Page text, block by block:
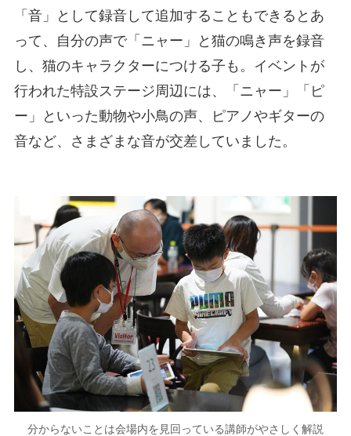
「音」として録音して追加することもできるとあ
って、自分の声で「ニャー」と猫の鳴き声を録音
し、猫のキャラクターにつける子も。イベントが
行われた特設ステージ周辺には、「ニャー」「ピ
ー」といった動物や小鳥の声、ピアノやギターの
音など、さまざまな音が交差していました。
分からないことは会場内を見回っている講師がやさしく解説